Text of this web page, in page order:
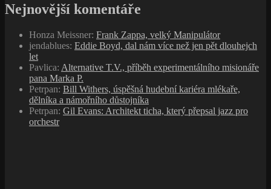
Nejnovější komentáře
Honza Meissner: Frank Zappa, velký Manipulátor
jendablues: Eddie Boyd, dal nám více než jen pět dlouhejch
let
Pavlica: Alternative T.V., příběh experimentálního misionáře
pana Marka P.
Petrpan: Bill Withers, úspěšná hudební kariéra mlékaře,
dělníka a námořního důstojníka
Petrpan: Gil Evans: Architekt ticha, který přepsal jazz pro
orchestr